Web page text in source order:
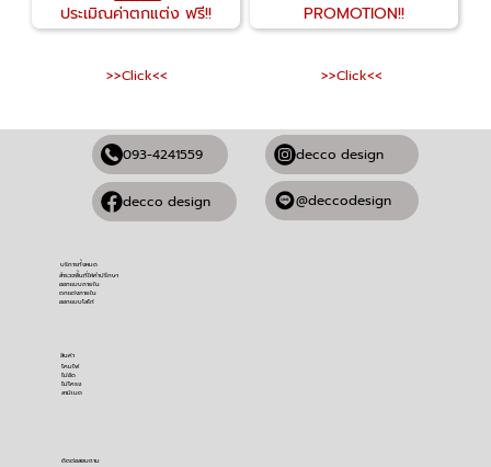
ประเมิณค่าตกแต่ง ฟรี!! PROMOTION!!
>>Click<< >>Click<<
093-4241559
decco design
decco design
@deccodesign
บริการทั้งหมด
สำรวจพื้นที่ให้คำปรึกษา
ออกแบบภายใน
ตกแต่งภายใน
ออกแบบโลโก้
สินค้า
โคมไฟ
ไม้อัด
ไม้โครง
ลามิเนต
ติดต่อสอบถาม